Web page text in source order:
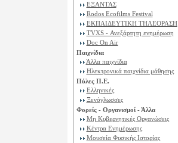
ΕΞΑΝΤΑΣ
Rodos Ecofilms Festival
ΕΚΠΑΙΔΕΥΤΙΚΗ ΤΗΛΕΟΡΑΣΗ
TVXS - Ανεξάρτητη ενημέρωση
Doc On Air
Παιχνίδια
Άλλα παιχνίδια
Ηλεκτρονικά παιχνίδια μάθησης
Πύλες Π.Ε.
Ελληνικές
Ξενόγλωσσες
Φορείς - Οργανισμοί - Άλλα
Μη Κυβερνητικές Οργανώσεις
Κέντρα Ενημέρωσης
Μουσεία Φυσικής Ιστορίας